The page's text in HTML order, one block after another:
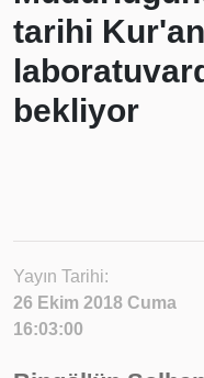
tarihi
bekliyor
Yayın Tarihi:
26 Ekim 2018 Cuma
16:03:00